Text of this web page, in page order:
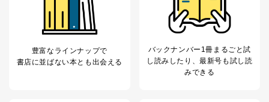
豊富なラインナップで
書店に並ばない本とも出会える
バックナンバー1冊まるごと試
し読み したり、最新号も試し読
みできる